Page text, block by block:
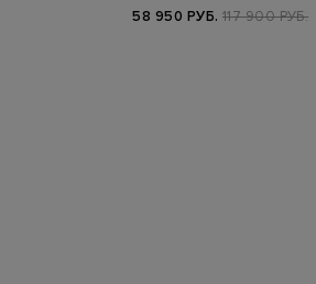
58 950 РУБ. 117 900 РУБ.